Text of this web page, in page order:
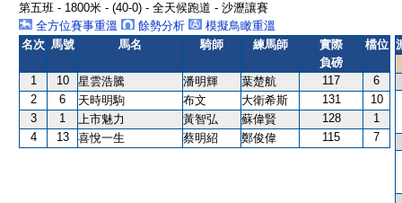
第五班 - 1800米 - (40-0) - 全天候跑道 - 沙瀝讓賽
全方位賽事重溫
餘勢分析
模擬鳥瞰重溫
名次 馬號 馬名 騎師 練馬師
實際
負磅
檔位
1 10 星雲浩騰 潘明輝 葉楚航 117
6
2
6 天時明駒 布文 大衛希斯 131
10
3
1 上市魅力 黃智弘 蘇偉賢 128
1
4
13 喜悅一生 蔡明紹 鄭俊偉 115 7